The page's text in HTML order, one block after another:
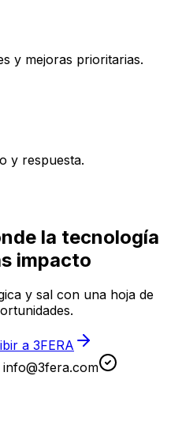
y mejoras prioritarias.
y respuesta.
la tecnología
impacto
y sal con una hoja de
a 3FERA
info@3fera.com